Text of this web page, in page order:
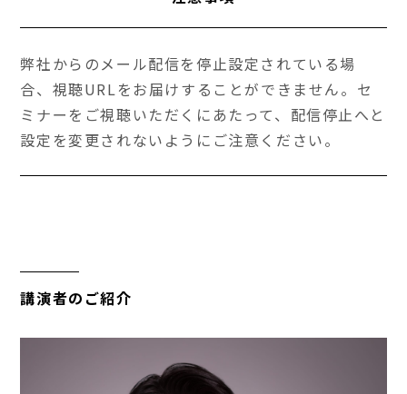
弊社からのメール配信を停止設定されている場
合、視聴URLをお届けすることができません。セ
ミナーをご視聴いただくにあたって、配信停止へと
設定を変更されないようにご注意ください。
講演者のご紹介